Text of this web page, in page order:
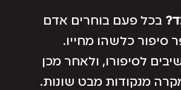
בכל פעם בוחרים אדם
כלשהו מחייו.
לסיפורו, ולאחר מכן
מנקודות מבט שונות.